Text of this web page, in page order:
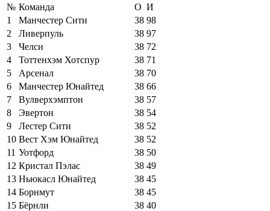
№ Команда О И
1
Манчестер Сити 38 98
2
Ливерпуль 38 97
3
Челси 38 72
4
Тоттенхэм Хотспур 38 71
5
Арсенал 38 70
6
Манчестер Юнайтед 38 66
7
Вулверхэмптон 38 57
8
Эвертон 38 54
9
Лестер Сити 38 52
10 Вест Хэм Юнайтед 38 52
11 Уотфорд 38 50
12 Кристал Пэлас 38 49
13 Ньюкасл Юнайтед 38 45
14 Борнмут 38 45
15 Бёрнли 38 40